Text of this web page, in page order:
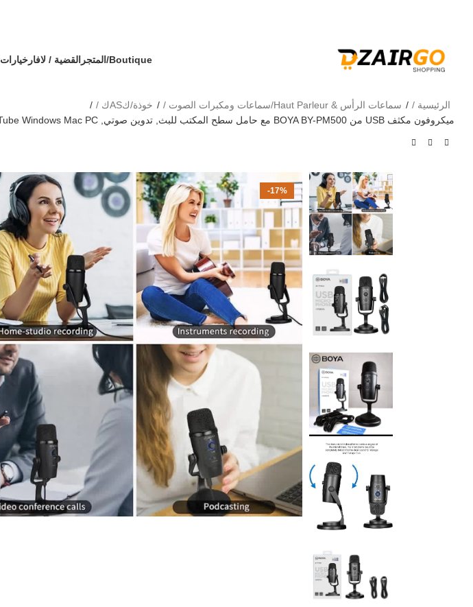
Boutique/المتجر القضية / لافار خيارات
الرئيسية سماعات الرأس & Haut Parleur/سماعات ومكبرات الصوت
خوذة/كASك
ميكروفون مكثف USB من BOYA BY-PM500 مع حامل سطح المكتب للبث, تدوين صوتي, YouTube Windows Mac PC والهواتف الذكية USB-C
-17%